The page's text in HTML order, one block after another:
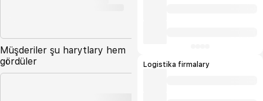
Müşderiler şu harytlary hem
gördüler
Logistika firmalary